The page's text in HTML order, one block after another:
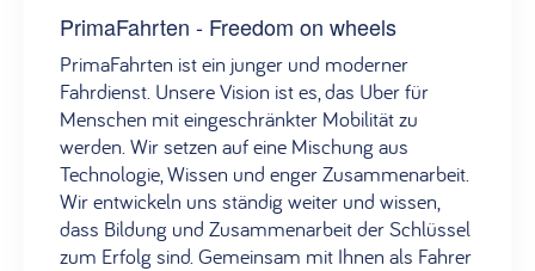
PrimaFahrten - Freedom on wheels
PrimaFahrten ist ein junger und moderner
Fahrdienst. Unsere Vision ist es, das Uber für
Menschen mit eingeschränkter Mobilität zu
werden. Wir setzen auf eine Mischung aus
Technologie, Wissen und enger Zusammenarbeit.
Wir entwickeln uns ständig weiter und wissen,
dass Bildung und Zusammenarbeit der Schlüssel
zum Erfolg sind. Gemeinsam mit Ihnen als Fahrer